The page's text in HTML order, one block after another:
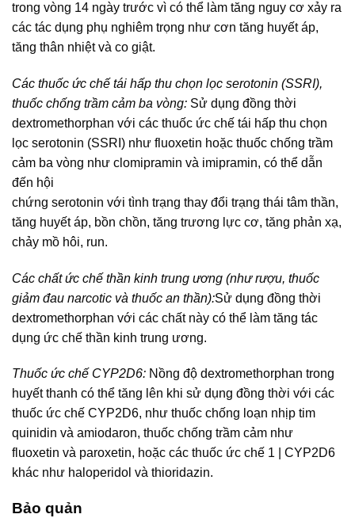
trong vòng 14 ngày trước vì có thể làm tăng nguy cơ xảy ra
các tác dụng phụ nghiêm trọng như cơn tăng huyết áp,
tăng thân nhiệt và co giật.
Các thuốc ức chế tái hấp thu chọn lọc serotonin (SSRI),
thuốc chống trầm cảm ba vòng: Sử dụng đồng thời
dextromethorphan với các thuốc ức chế tái hấp thu chọn
lọc serotonin (SSRI) như fluoxetin hoặc thuốc chống trầm
cảm ba vòng như clomipramin và imipramin, có thể dẫn
đến hội
chứng serotonin với tình trạng thay đổi trạng thái tâm thần,
tăng huyết áp, bồn chồn, tăng trương lực cơ, tăng phản xạ,
chảy mồ hôi, run.
Các chất ức chế thần kinh trung ương (như rượu, thuốc
giảm đau narcotic và thuốc an thần):Sử dụng đồng thời
dextromethorphan với các chất này có thể làm tăng tác
dụng ức chế thần kinh trung ương.
Thuốc ức chế CYP2D6: Nồng độ dextromethorphan trong
huyết thanh có thể tăng lên khi sử dụng đồng thời với các
thuốc ức chế CYP2D6, như thuốc chống loạn nhịp tim
quinidin và amiodaron, thuốc chống trầm cảm như
fluoxetin và paroxetin, hoặc các thuốc ức chế 1 | CYP2D6
khác như haloperidol và thioridazin.
Bảo quản